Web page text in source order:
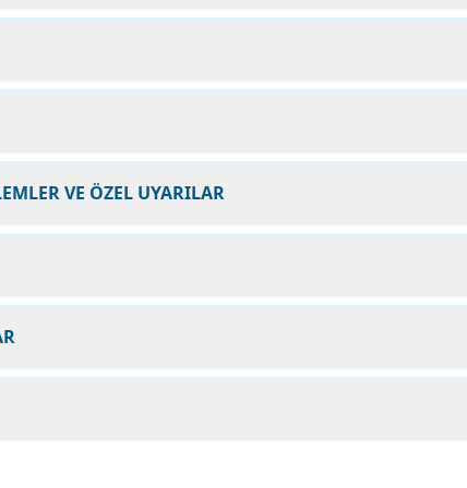
VE ÖZEL UYARILAR